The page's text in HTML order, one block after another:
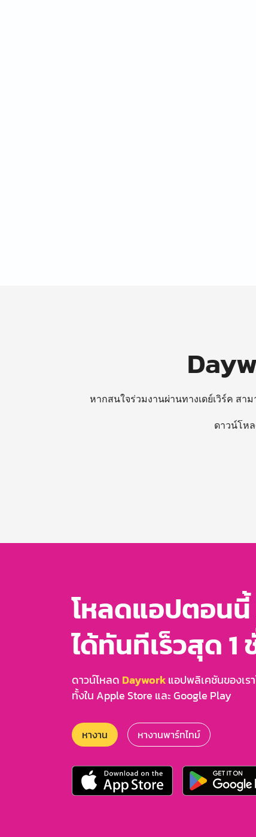
หากสนใจร่วมงานผ่านทางเดย์เวิร์ค สา
ดาวน์โห
โหลดแอปตอนนี้
ได้ทันทีเร็วสุด 1
ดาวน์โหลด Dayworkแอปพลิเคชันของเร
ทั้งใน Apple Store และ Google Play
หางาน หางานพาร์ทไทม์